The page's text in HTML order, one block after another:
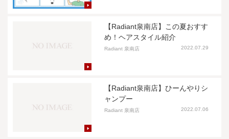
【Radiant泉南店】この夏おすす
め！ヘアスタイル紹介
Radiant 泉南店 2022.07.29
【Radiant泉南店】ひーんやりシ
ャンプー
Radiant 泉南店 2022.07.06